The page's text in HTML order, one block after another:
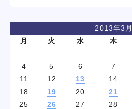
2013年3月
月
火 水 木
4
5 6 7
11
12 13 14
18
19 20 21
25
26 27 28